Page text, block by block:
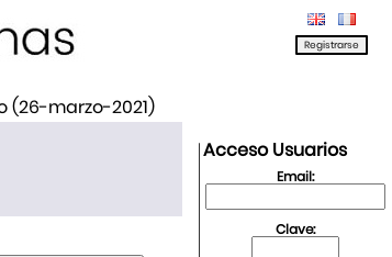
(26-marzo-2021)
Acceso Usuarios
Email:
Clave: